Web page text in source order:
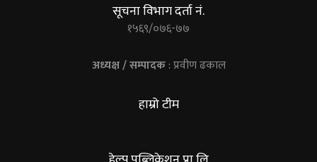
सूचना विभाग दर्ता नं.
१५६९/०७६-७७
अध्यक्ष / सम्पादक: प्रवीण ढकाल
हाम्रो टीम